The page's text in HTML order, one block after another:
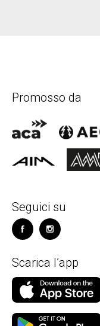
Promosso da
Seguici su
Scarica l’app